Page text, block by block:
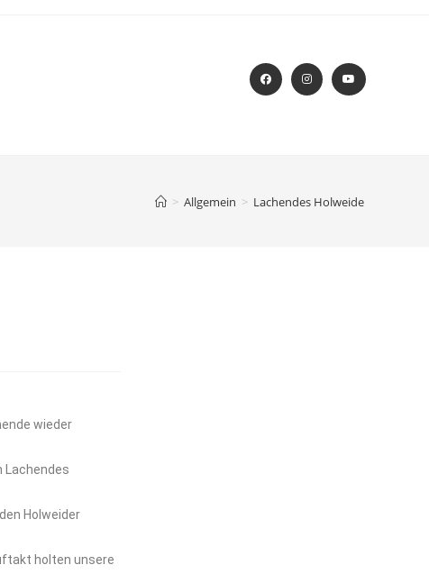
> Allgemein > Lachendes Holweide
wieder
Lachendes
Holweider
holten unsere